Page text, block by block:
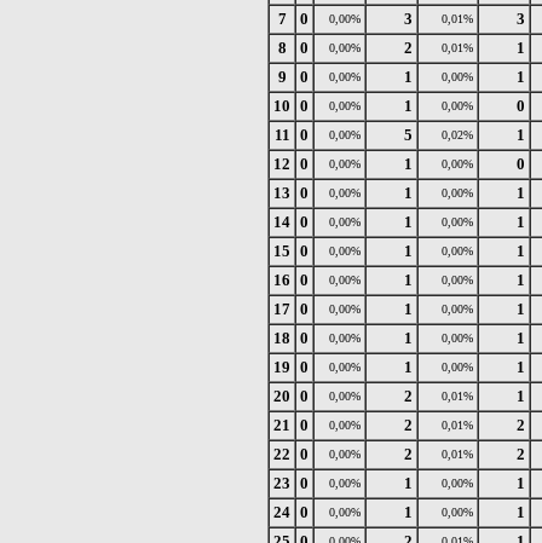
7
0 0,00% 3 0,01%
3
8
0 0,00% 2 0,01%
1
9
0 0,00% 1 0,00%
1
10 0 0,00% 1 0,00%
0
11
0 0,00% 5 0,02%
1
12 0 0,00% 1 0,00%
0
13 0 0,00% 1 0,00%
1
14 0 0,00% 1 0,00%
1
15 0 0,00% 1 0,00%
1
16 0 0,00% 1 0,00%
1
17 0 0,00% 1 0,00%
1
18 0 0,00% 1 0,00%
1
19 0 0,00% 1 0,00%
1
20 0 0,00% 2 0,01%
1
21
0 0,00% 2 0,01%
2
22 0 0,00% 2 0,01%
2
23 0 0,00% 1 0,00%
1
24 0 0,00% 1 0,00%
1